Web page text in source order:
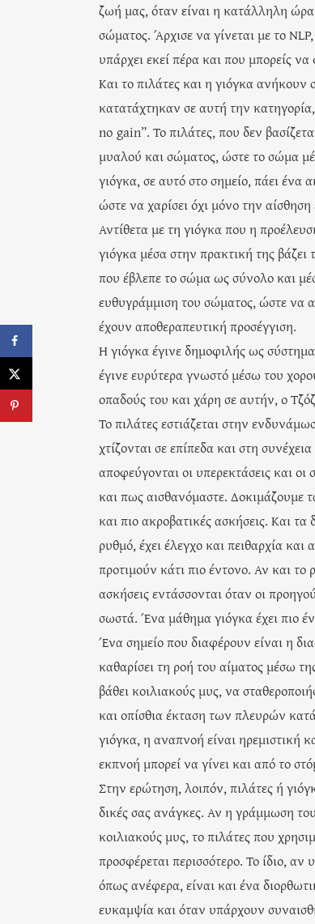
ζωή μας, όταν είναι η κατάλληλη
σώματος. Άρχισε να γίνεται με το
υπάρχει εκεί πέρα και που μπορείς
Και το πιλάτες και η γιόγκα
κατατάχτηκαν σε αυτή την
no gain”. Το πιλάτες, που δεν
μυαλού και σώματος, ώστε το σώμα
γιόγκα, σε αυτό στο σημείο, πάει ένα
ώστε να χαρίσει όχι μόνο την
Αντίθετα με τη γιόγκα που η
γιόγκα μέσα στην πρακτική της
που έβλεπε το σώμα ως σύνολο και
ευθυγράμμιση του σώματος, ώστε να
έχουν αποθεραπευτική προσέγγιση.
Η γιόγκα έγινε δημοφιλής ως
έγινε ευρύτερα γνωστό μέσω του
οπαδούς του και χάρη σε αυτήν, ο
Το πιλάτες εστιάζεται στην
χτίζονται σε επίπεδα και στη
αποφεύγονται οι υπερεκτάσεις και οι
και πως αισθανόμαστε. Δοκιμάζουμε
και πιο ακροβατικές ασκήσεις. Και
ρυθμό, έχει έλεγχο και πειθαρχία
προτιμούν κάτι πιο έντονο. Αν και
ασκήσεις εντάσσονται όταν οι
σωστά. Ένα μάθημα γιόγκα έχει πιο
Ένα σημείο που διαφέρουν είναι η
καθαρίσει τη ροή του αίματος μέσω
βάθει κοιλιακούς μυς, να
και οπίσθια έκταση των πλευρών
γιόγκα, η αναπνοή είναι ηρεμιστική
εκπνοή μπορεί να γίνει και από το
Στην ερώτηση, λοιπόν, πιλάτες ή
δικές σας ανάγκες. Αν η γράμμωση
κοιλιακούς μυς, το πιλάτες που
προσφέρεται περισσότερο. Το ίδιο, αν
όπως ανέφερα, είναι και ένα
ευκαμψία και όταν υπάρχουν